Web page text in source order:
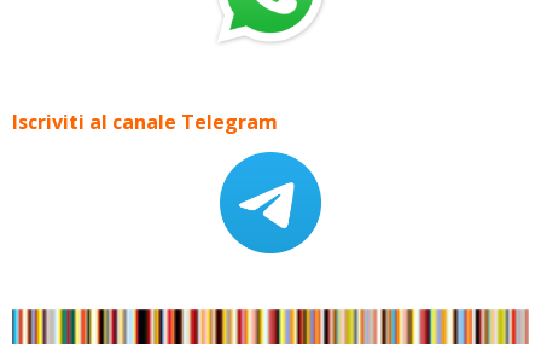
Iscriviti al canale Telegram